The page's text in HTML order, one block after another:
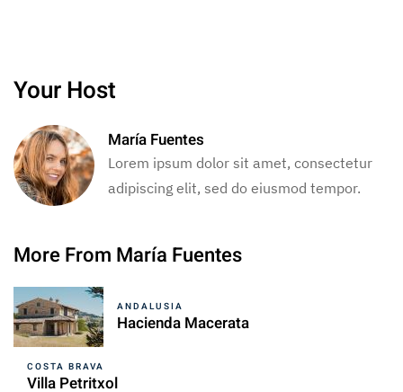
Your Host
María Fuentes
Lorem ipsum dolor sit amet, consectetur
adipiscing elit, sed do eiusmod tempor.
More From María Fuentes
ANDALUSIA
Hacienda Macerata
COSTA BRAVA
Villa Petritxol